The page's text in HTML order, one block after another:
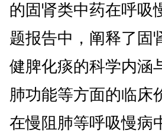
的固肾类中药在呼吸
题报告中，阐释了固
健脾化痰的科学内涵
肺功能等方面的临床
在慢阻肺等呼吸慢病